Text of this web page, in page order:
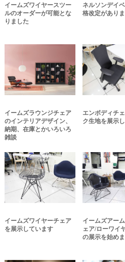
イームズワイヤースツー
ルのオーダーが可能とな
りました
ネルソンデイ
格改定があり
イームズラウンジチェア
のインテリアデザイン、
納期、在庫とかいろいろ
雑談
エンボディチ
ク生地を展示
イームズワイヤーチェア
を展示しています
イームズアー
ェア/ローワイ
の展示を始め